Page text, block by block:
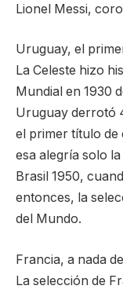
Lionel Messi,
Uruguay, el
La Celeste hizo
Mundial en 1930
Uruguay derrotó
el primer título de
esa alegría solo
Brasil 1950,
entonces, la
del Mundo.
Francia, a nada
La selección de